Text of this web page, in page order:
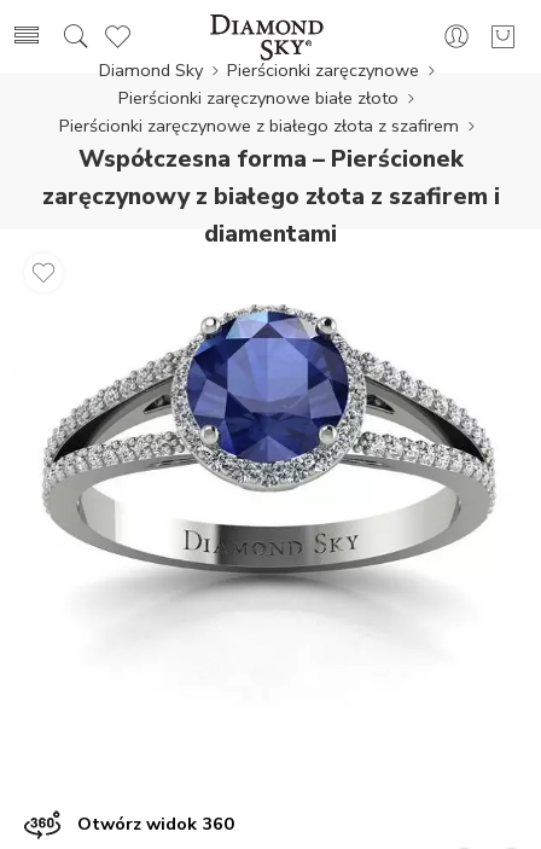
Diamond Sky
Pierścionki zaręczynowe
Pierścionki zaręczynowe białe złoto
Pierścionki zaręczynowe z białego złota z szafirem
Współczesna forma – Pierścionek
zaręczynowy z białego złota z szafirem i
diamentami
Otwórz widok 360